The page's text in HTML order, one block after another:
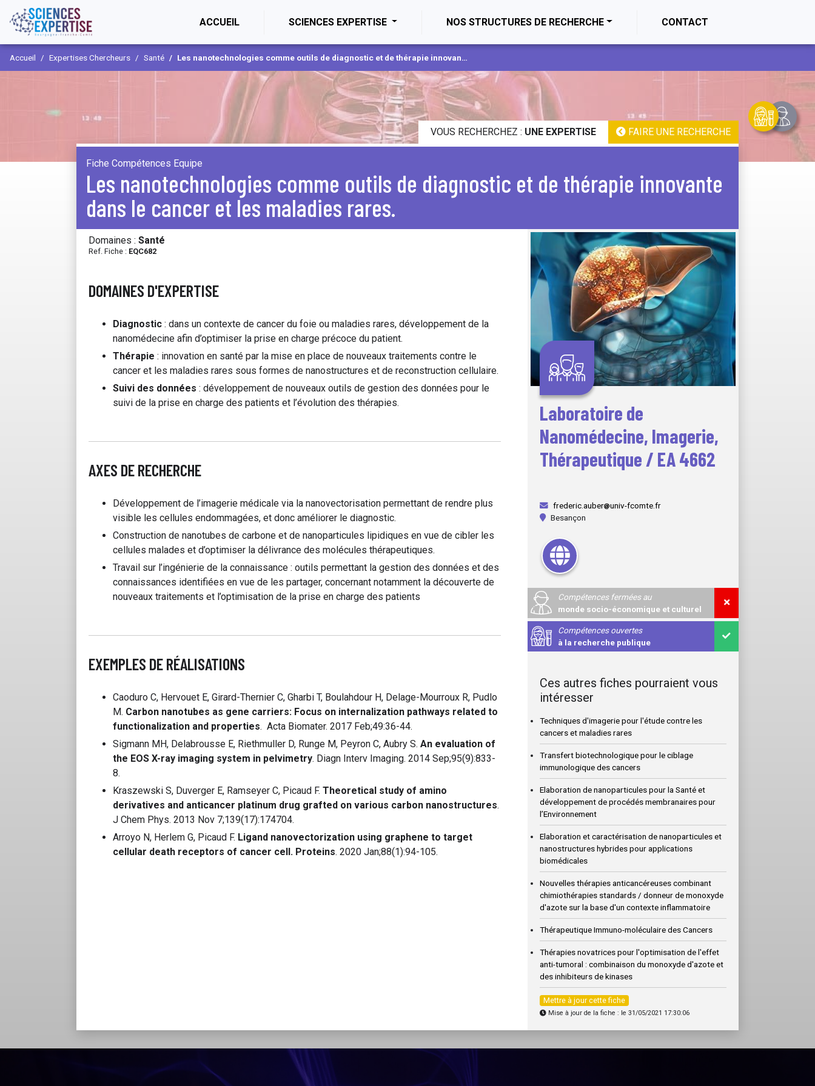
ACCUEIL (CURRENT)SCIENCES EXPERTISE NOS STRUCTURES DE RECHERCHE CONTACT
Accueil Expertises Chercheurs Santé Les nanotechnologies comme outils de diagnostic et de thérapie innovante dans le cancer et les maladies rares.
VOUS RECHERCHEZ : UNE EXPERTISE FAIRE UNE RECHERCHE
Fiche Compétences Equipe
Les nanotechnologies comme outils de diagnostic et de thérapie innovante
dans le cancer et les maladies rares.
Domaines : Santé
Ref. Fiche : EQC682
DOMAINES D'EXPERTISE
Diagnostic : dans un contexte de cancer du foie ou maladies rares, développement de la
nanomédecine afin d’optimiser la prise en charge précoce du patient.
Thérapie : innovation en santé par la mise en place de nouveaux traitements contre le
cancer et les maladies rares sous formes de nanostructures et de reconstruction cellulaire.
Suivi des données : développement de nouveaux outils de gestion des données pour le
suivi de la prise en charge des patients et l’évolution des thérapies.
AXES DE RECHERCHE
Développement de l’imagerie médicale via la nanovectorisation permettant de rendre plus
visible les cellules endommagées, et donc améliorer le diagnostic.
Construction de nanotubes de carbone et de nanoparticules lipidiques en vue de cibler les
cellules malades et d’optimiser la délivrance des molécules thérapeutiques.
Travail sur l’ingénierie de la connaissance : outils permettant la gestion des données et des
connaissances identifiées en vue de les partager, concernant notamment la découverte de
nouveaux traitements et l’optimisation de la prise en charge des patients
EXEMPLES DE RÉALISATIONS
Caoduro C, Hervouet E, Girard-Thernier C, Gharbi T, Boulahdour H, Delage-Mourroux R, Pudlo
M. Carbon nanotubes as gene carriers: Focus on internalization pathways related to
functionalization and properties. Acta Biomater. 2017 Feb;49:36-44.
Sigmann MH, Delabrousse E, Riethmuller D, Runge M, Peyron C, Aubry S. An evaluation of
the EOS X-ray imaging system in pelvimetry. Diagn Interv Imaging. 2014 Sep;95(9):833-
8.
Kraszewski S, Duverger E, Ramseyer C, Picaud F. Theoretical study of amino
derivatives and anticancer platinum drug grafted on various carbon nanostructures.
J Chem Phys. 2013 Nov 7;139(17):174704.
Arroyo N, Herlem G, Picaud F. Ligand nanovectorization using graphene to target
cellular death receptors of cancer cell. Proteins. 2020 Jan;88(1):94-105.
Laboratoire de
Nanomédecine, Imagerie,
Thérapeutique / EA 4662
frederic.auber
univ-fcomte.fr
Besançon
Compétences fermées au
monde socio-économique et culturel
Compétences ouvertes
à la recherche publique
Ces autres fiches pourraient vous
intéresser
Techniques d'imagerie pour l'étude contre les
cancers et maladies rares
Transfert biotechnologique pour le ciblage
immunologique des cancers
Elaboration de nanoparticules pour la Santé et
développement de procédés membranaires pour
l’Environnement
Elaboration et caractérisation de nanoparticules et
nanostructures hybrides pour applications
biomédicales
Nouvelles thérapies anticancéreuses combinant
chimiothérapies standards / donneur de monoxyde
d'azote sur la base d'un contexte inflammatoire
Thérapeutique Immuno-moléculaire des Cancers
Thérapies novatrices pour l'optimisation de l'effet
anti-tumoral : combinaison du monoxyde d'azote et
des inhibiteurs de kinases
Mettre à jour cette fiche
Mise à jour de la fiche : le 31/05/2021 17:30:06